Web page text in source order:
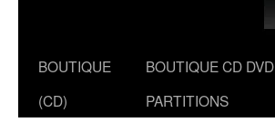
Aller
BOUTIQUE
(CD)
BOUTIQUE CD DVD
PARTITIONS